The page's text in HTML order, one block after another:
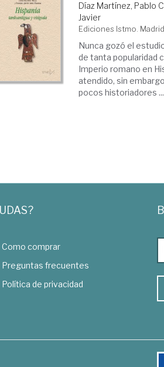
Díaz Martínez, Pablo
Javier
Ediciones Istmo.
Nunca gozó el
de tanta popularidad
Imperio romano en
atendido, sin
pocos historiadores ...
Como comprar
Preguntas frecuentes
Política de privacidad